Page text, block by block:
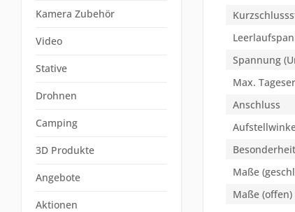
Kamera Zubehör
Video
Stative
Drohnen
Camping
3D Produkte
Angebote
Aktionen
Spannung
Max.
Anschluss
Maße
Maße (offen)